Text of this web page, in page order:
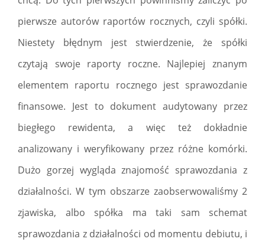
pierwsze autorów raportów rocznych, czyli spółki.
Niestety błędnym jest stwierdzenie, że spółki
czytają swoje raporty roczne. Najlepiej znanym
elementem raportu rocznego jest sprawozdanie
finansowe. Jest to dokument audytowany przez
biegłego rewidenta, a więc też dokładnie
analizowany i weryfikowany przez różne komórki.
Dużo gorzej wygląda znajomość sprawozdania z
działalności. W tym obszarze zaobserwowaliśmy 2
zjawiska, albo spółka ma taki sam schemat
sprawozdania z działalności od momentu debiutu, i